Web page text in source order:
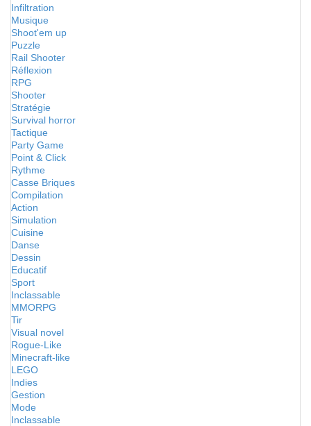
Infiltration
Musique
Shoot'em up
Puzzle
Rail Shooter
Réflexion
RPG
Shooter
Stratégie
Survival horror
Tactique
Party Game
Point & Click
Rythme
Casse Briques
Compilation
Action
Simulation
Cuisine
Danse
Dessin
Educatif
Sport
Inclassable
MMORPG
Tir
Visual novel
Rogue-Like
Minecraft-like
LEGO
Indies
Gestion
Mode
Inclassable